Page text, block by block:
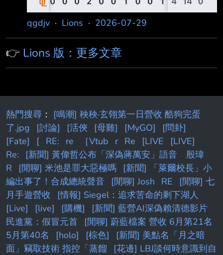
qgdjv · Lions · 2026-07-29
👉 Lions 版：更多文章
熱門搜尋 ： [鳴潮] 秧秧·玄翎第一日營收 酷狗完蛋
了.jpg
[討論] [活俠 [母雞] [MyGO]
[問卦]
[Fate]
[ RE: re ［Vtub r Re [LIVE
[LIVE]
Re:
[新聞] 黃偉哲公布「深偽蔣萬安」語音 殷瑋
R
[閒聊] 米池是罪大惡極嗎
[新聞] 「萊爾校長」小
編出事了！合成總統聲音
[閒聊] Josh RE
[閒聊] 七
月手遊營收
[情報] Siegel：追求苦命的剩下湖人
[Live]
[live] [購機]
[新聞] 藍營AI深偽賴清德影片
民進黨：假冒元首
[閒聊] 蔚藍檔案 營收 6月第21名
5月第40名
[holo] [棕色]
[新聞] 美點名「月之暗
面」竊取技術 指控「蒸餾
[花邊] LBJ談何時意識到自